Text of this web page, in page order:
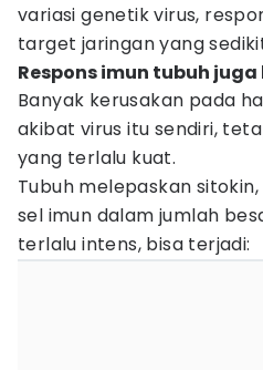
variasi genetik virus,
target jaringan yang
Respons imun tubuh
Banyak kerusakan pada
akibat virus itu sendiri,
yang terlalu kuat.
Tubuh melepaskan
sel imun dalam jumlah
terlalu intens, bisa terjadi: